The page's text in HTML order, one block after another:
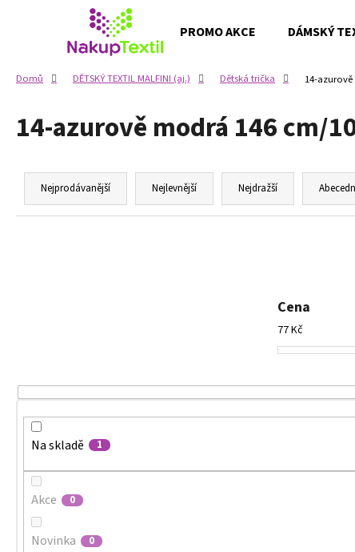
PROMO AKCE DÁMSKÝ
Domů DĚTSKÝ TEXTIL MALFINI (aj.) Dětská trička 14-
14-azurově modrá 146 cm/
Ř
z
u
k
Nejprodávanější Nejlevnější Nejdražší
Cena
77Kč
Na skladě 1
Akce 0
Novinka 0
Zpět
obchodu
Zpět
obchodu
106 Kč